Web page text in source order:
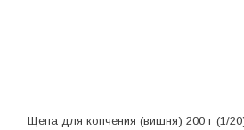
Щепа для копчения (вишня) 200 г (1/